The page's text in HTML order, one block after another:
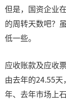
但是，国资企业
的周转天数吧？
低一些。
应收账款及应收
由去年的24.55
年、去年市场上